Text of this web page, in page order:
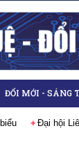
ĐỔI MỚI - SÁNG
Đại hội